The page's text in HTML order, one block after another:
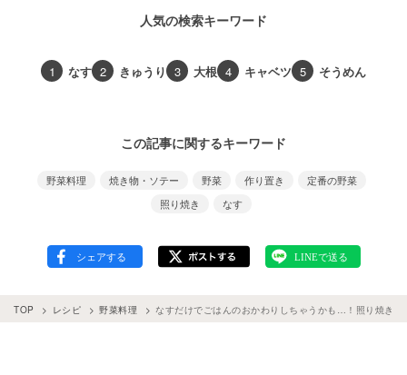
人気の検索キーワード
1 なす 2 きゅうり 3 大根 4 キャベツ 5 そうめん
この記事に関するキーワード
野菜料理 焼き物・ソテー 野菜 作り置き
定番の野菜
照り焼き
なす
TOP レシピ 野菜料理 なすだけでごはんのおかわりしちゃうかも…！照り焼きな